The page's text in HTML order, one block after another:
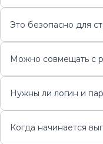
Это безопасно для
Можно совмещать с
Нужны ли логин и
Когда начинается